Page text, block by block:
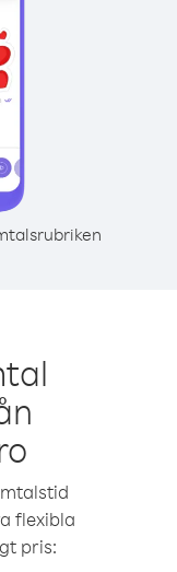
flexibla
pris: